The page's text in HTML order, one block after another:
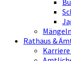
Rathaus &